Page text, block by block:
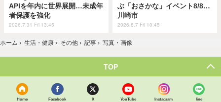
APIを年内に世界展開…未成年
者保護を強化
2026.7.31 Fri 13:45
ぶ「おさかな」イベント8/8…
川崎市
2026.8.7 Fri 10:45
ホーム › 生活・健康 › その他 › 記事 › 写真・画像
TOP
Home Facebook X YouTube Instagram line